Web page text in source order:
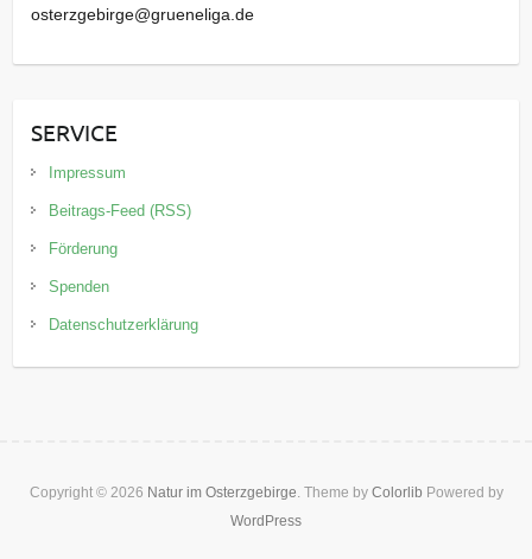
osterzgebirge@grueneliga.de
SERVICE
Impressum
Beitrags-Feed (RSS)
Förderung
Spenden
Datenschutzerklärung
Copyright © 2026 Natur im Osterzgebirge. Theme by Colorlib Powered by
WordPress